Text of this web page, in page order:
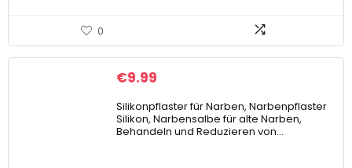
0
€9.99
Silikonpflaster für Narben, Narbenpflaster
Silikon, Narbensalbe für alte Narben,
Behandeln und Reduzieren von…